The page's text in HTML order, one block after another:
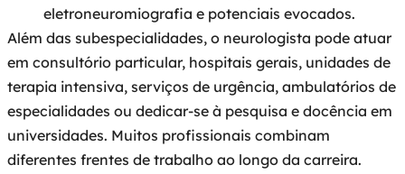
eletroneuromiografia e potenciais evocados.
Além das subespecialidades, o neurologista pode atuar
em consultório particular, hospitais gerais, unidades de
terapia intensiva, serviços de urgência, ambulatórios de
especialidades ou dedicar-se à pesquisa e docência em
universidades. Muitos profissionais combinam
diferentes frentes de trabalho ao longo da carreira.